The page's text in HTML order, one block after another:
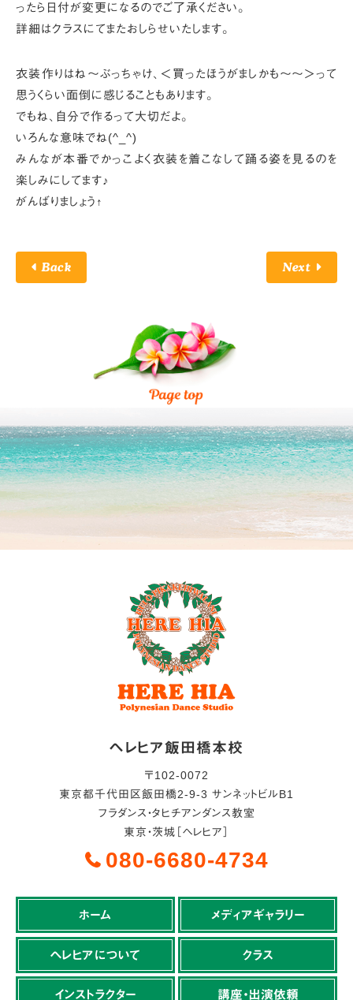
ったら日付が変更になるのでご了承ください。
詳細はクラスにてまたおしらせいたします。
衣装作りはね～ぶっちゃけ、＜買ったほうがましかも～～＞って
思うくらい面倒に感じることもあります。
でもね、自分で作るって大切だよ。
いろんな意味でね(^_^)
みんなが本番でかっこよく衣装を着こなして踊る姿を見るのを
楽しみにしてます♪
がんばりましょう↑
Back Next
ヘレヒア飯田橋本校
〒102-0072
東京都千代田区飯田橋2-9-3 サンネットビルB1
フラダンス・タヒチアンダンス教室
東京・茨城［ヘレヒア］
080-6680-4734
ホーム メディアギャラリー
ヘレヒアについて クラス
インストラクター 講座・出演依頼